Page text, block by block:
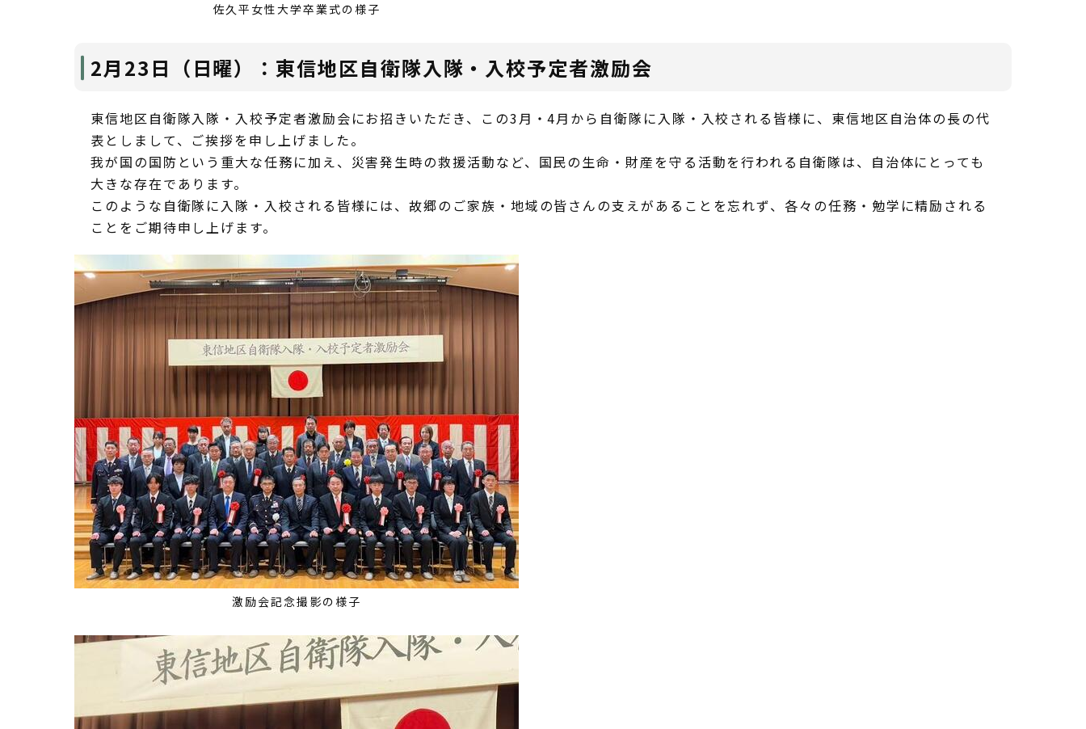
佐久平女性大学卒業式の様子
2月23日（日曜）：東信地区自衛隊入隊・入校予定者激励会
東信地区自衛隊入隊・入校予定者激励会にお招きいただき、この3月・4月から自衛隊に入隊・入校される皆様に、東信地区自治体の長の代
表としまして、ご挨拶を申し上げました。
我が国の国防という重大な任務に加え、災害発生時の救援活動など、国民の生命・財産を守る活動を行われる自衛隊は、自治体にとっても
大きな存在であります。
このような自衛隊に入隊・入校される皆様には、故郷のご家族・地域の皆さんの支えがあることを忘れず、各々の任務・勉学に精励される
ことをご期待申し上げます。
激励会記念撮影の様子